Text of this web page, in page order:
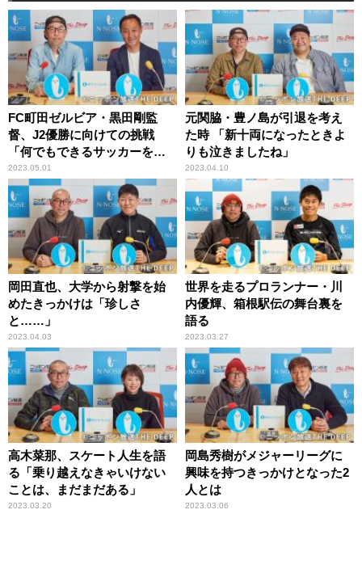
FC町田ゼルビア・黒田剛監
督、J2優勝に向けての挑戦
「何でもできるサッカーをし
たい」
2023.05.01
元関脇・豊ノ島が引退を考え
た時 「新十両になったときよ
りも泣きましたね」
2023.04.10
岡田直也、大学から射撃を始
めたきっかけは「珍しさ
と……」
2023.04.03
世界を走るプロランナー・川
内優輝、箱根駅伝の舞台裏を
語る
2023.03.27
高木菜那、スケート人生を語
る「乗り越えなきゃいけない
ことは、まだまだある」
2023.03.20
岡島秀樹がメジャーリーグに
興味を持つきっかけとなった2
人とは
2023.03.06